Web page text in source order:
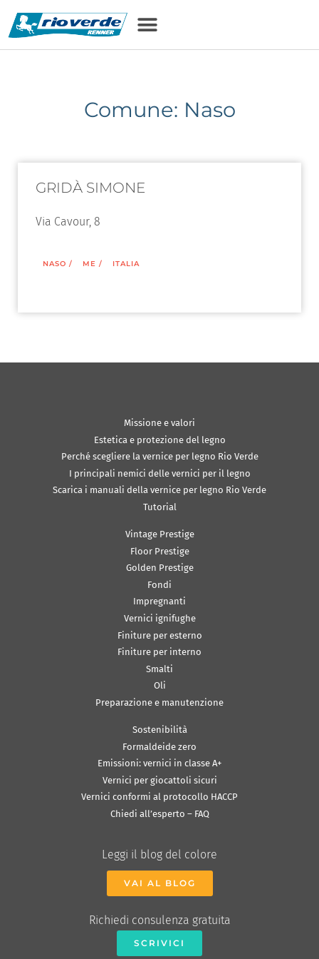
Comune: Naso
GRIDÀ SIMONE
Via Cavour, 8
NASO / ME / ITALIA
Missione e valori
Estetica e protezione del legno
Perché scegliere la vernice per legno Rio Verde
I principali nemici delle vernici per il legno
Scarica i manuali della vernice per legno Rio Verde
Tutorial
Vintage Prestige
Floor Prestige
Golden Prestige
Fondi
Impregnanti
Vernici ignifughe
Finiture per esterno
Finiture per interno
Smalti
Oli
Preparazione e manutenzione
Sostenibilità
Formaldeide zero
Emissioni: vernici in classe A+
Vernici per giocattoli sicuri
Vernici conformi al protocollo HACCP
Chiedi all’esperto – FAQ
Leggi il blog del colore
VAI AL BLOG
Richiedi consulenza gratuita
SCRIVICI